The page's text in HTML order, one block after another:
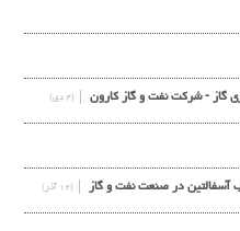
گاز - شرکت نفت و گاز کارون (۴ دی)
آسفالتين در صنعت نفت و گاز (۱۲ آذر)